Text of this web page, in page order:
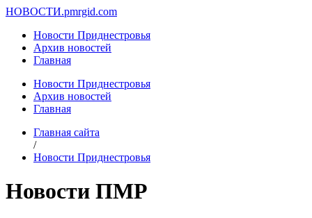
НОВОСТИ.pmrgid.com
Новости Приднестровья
Архив новостей
Главная
Новости Приднестровья
Архив новостей
Главная
Главная сайта
/
Новости Приднестровья
Новости ПМР